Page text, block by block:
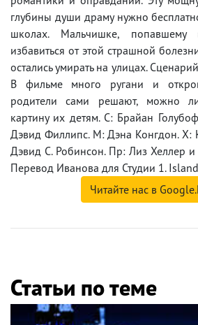
глубины души драму нужно
школах. Мальчишке, попавшему
избавиться от этой страшной
остались умирать на улицах.
В фильме много ругани и
родители сами решают, можно
картину их детям. С: Брайан
Дэвид Филлипс. М: Дэна Конгдон. Х:
Дэвид С. Робинсон. Пр: Лиз Хеллер
Перевод Иванова для Студии 1.
Читайте нас в
Статьи по теме